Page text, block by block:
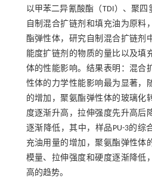
以甲苯二异氰酸酯（TDI）、聚四
自制混合扩链剂和填充油为原料
酯弹性体，研究自制混合扩链剂
能度扩链剂的物质的量比以及填
体的性能影响。结果表明：混合
性体的力学性能影响最为显著，
的增加，聚氨酯弹性体的玻璃化
度逐渐升高，拉伸强度先升高后
逐渐降低，其中，样品PU-3的综
充油用量的增加，聚氨酯弹性体
模量、拉伸强度和硬度逐渐降低
高的趋势。